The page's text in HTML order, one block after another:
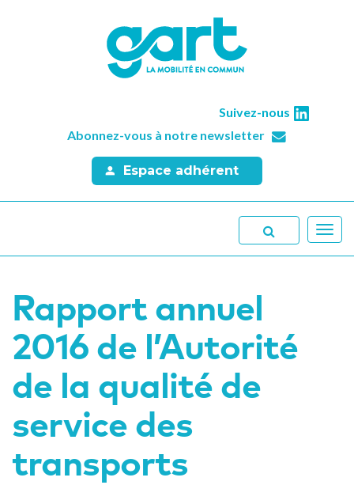
Suivez-nous
Abonnez-vous à notre newsletter
Espace adhérent
Rapport annuel
2016 de l’Autorité
de la qualité de
service des
transports